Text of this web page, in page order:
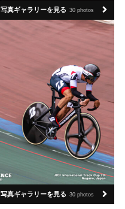
写真ギャラリーを見る 30 photos
写真ギャラリーを見る 30 photos